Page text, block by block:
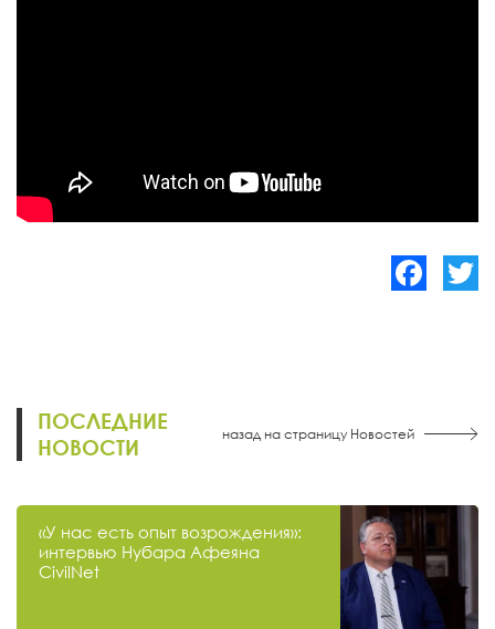
ПОСЛЕДНИЕ
НОВОСТИ
назад на страницу Новостей
«У нас есть опыт возрождения»:
интервью Нубара Афеяна
CivilNet